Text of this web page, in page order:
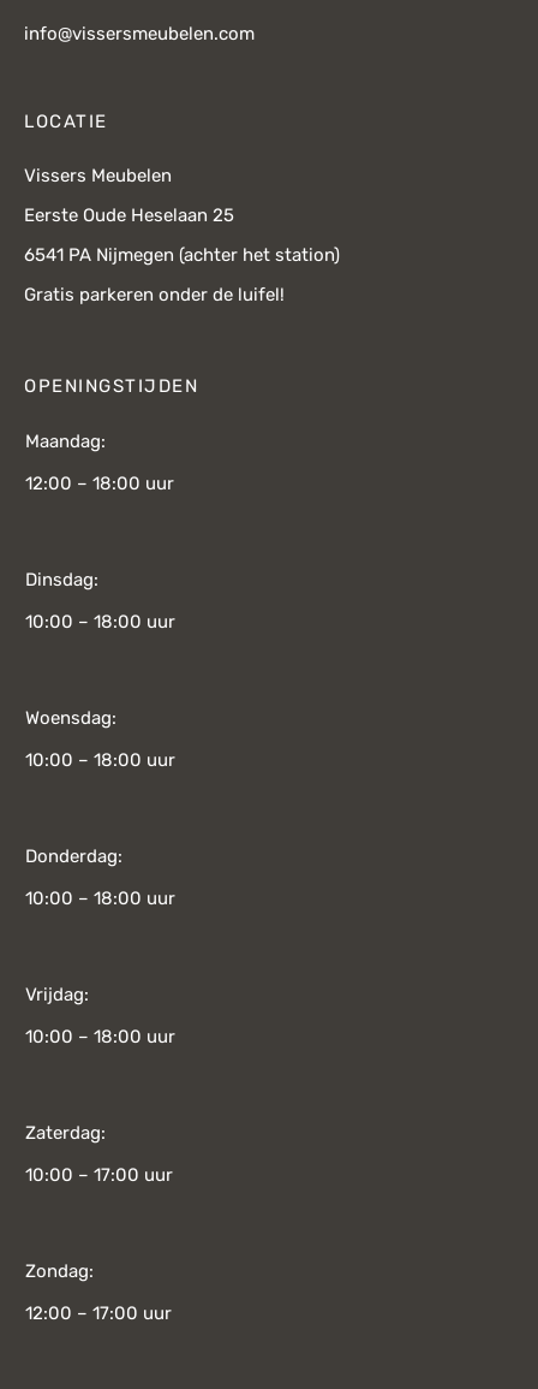
info@vissersmeubelen.com
LOCATIE
Vissers Meubelen
Eerste Oude Heselaan 25
6541 PA Nijmegen (achter het station)
Gratis parkeren onder de luifel!
OPENINGSTIJDEN
Maandag:
12:00 – 18:00 uur
Dinsdag:
10:00 – 18:00 uur
Woensdag:
10:00 – 18:00 uur
Donderdag:
10:00 – 18:00 uur
Vrijdag:
10:00 – 18:00 uur
Zaterdag:
10:00 – 17:00 uur
Zondag:
12:00 – 17:00 uur